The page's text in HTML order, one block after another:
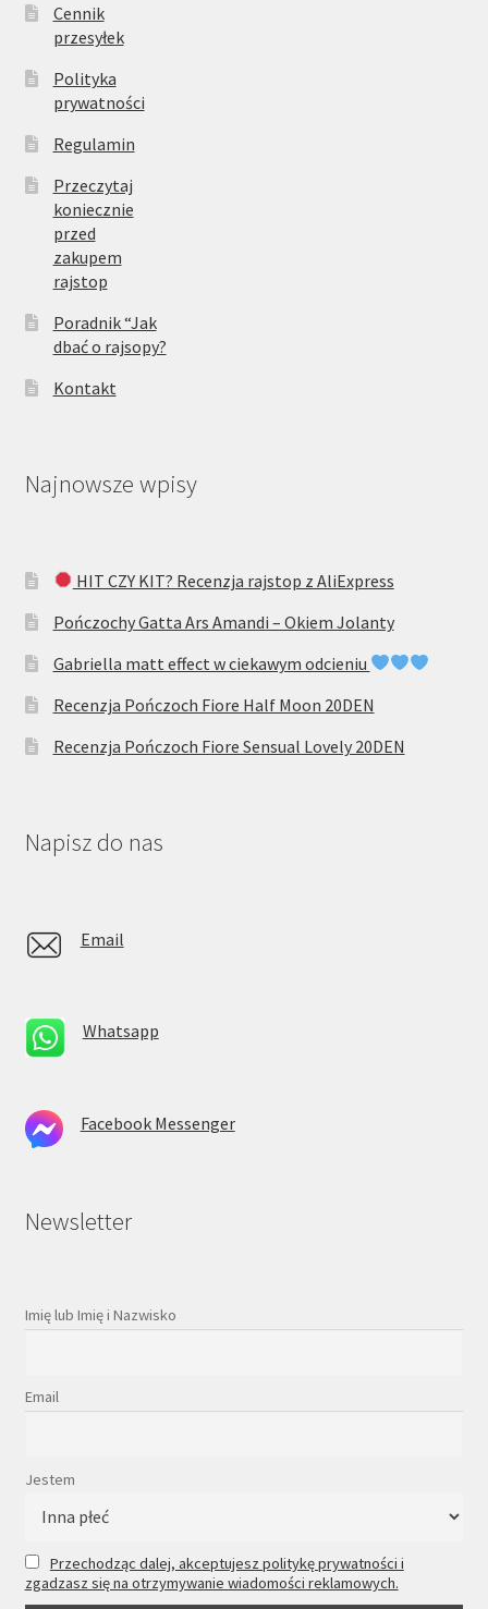
Cennik
przesyłek
Polityka
prywatności
Regulamin
Przeczytaj
koniecznie
przed
zakupem
rajstop
Poradnik “Jak
dbać o rajsopy?
Kontakt
Najnowsze wpisy
HIT CZY KIT? Recenzja rajstop z AliExpress
Pończochy Gatta Ars Amandi – Okiem Jolanty
Gabriella matt effect w ciekawym odcieniu
Recenzja Pończoch Fiore Half Moon 20DEN
Recenzja Pończoch Fiore Sensual Lovely 20DEN
Napisz do nas
Email
Whatsapp
Facebook Messenger
Newsletter
Imię lub Imię i Nazwisko
Email
Jestem
Przechodząc dalej, akceptujesz politykę prywatności i
zgadzasz się na otrzymywanie wiadomości reklamowych.